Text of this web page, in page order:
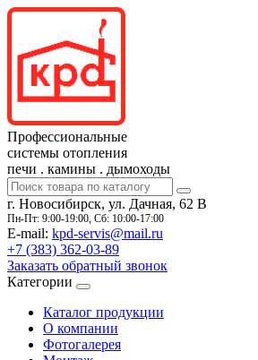
Профессиональные
системы отопления
печи . камины . дымоходы
г. Новосибирск, ул. Дачная, 62 В
Пн-Пт: 9:00-19:00, Сб: 10:00-17:00
E-mail: kpd-servis@mail.ru
+7 (383) 362-03-89
Заказать обратный звонок
Категории
Каталог продукции
О компании
Фотогалерея